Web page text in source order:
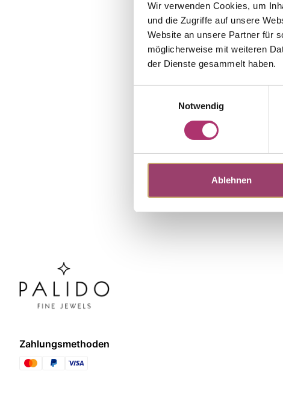
Wir verwenden Cookies, um
und die Zugriffe auf unsere
Website an unsere Partner für
möglicherweise mit weiteren
der Dienste gesammelt haben.
Notwendig
Ablehnen
Zahlungsmethoden